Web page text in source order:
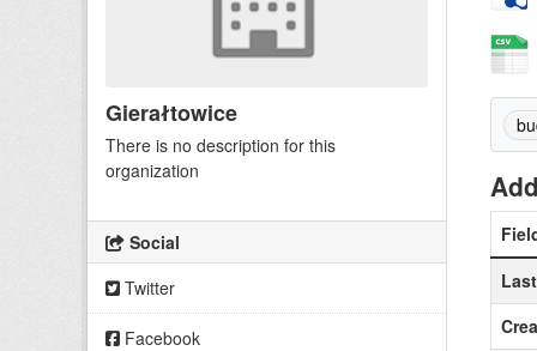
Gierałtowice
There is no description for this
organization
Social
Twitter
Facebook